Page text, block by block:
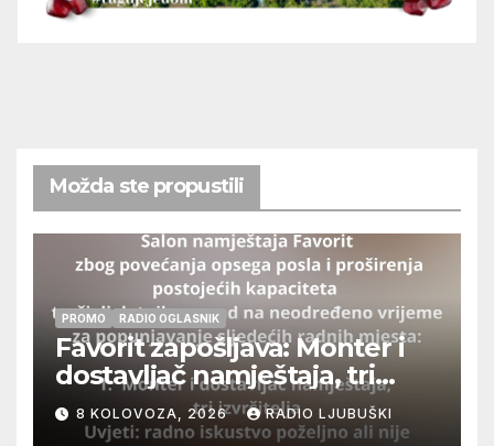
Možda ste propustili
PROMO RADIO OGLASNIK
Favorit zapošljava: Monter i
dostavljač namještaja, tri
izvršitelja
8 KOLOVOZA, 2026 RADIO LJUBUŠKI